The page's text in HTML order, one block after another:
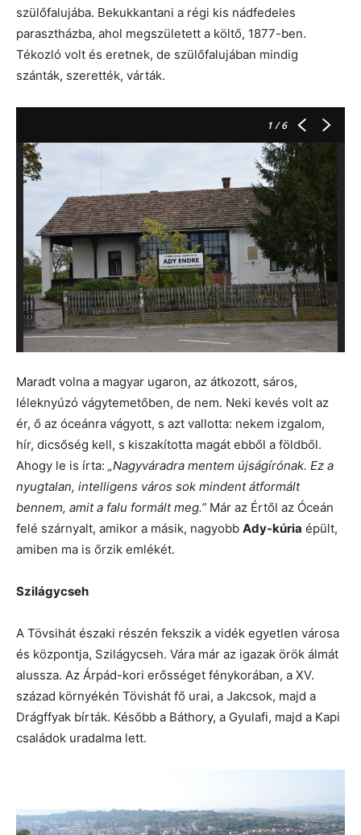
szülőfalujába. Bekukkantani a régi kis nádfedeles
parasztházba, ahol megszületett a költő, 1877-ben.
Tékozló volt és eretnek, de szülőfalujában mindig
szánták, szerették, várták.
1/ 6
Maradt volna a magyar ugaron, az átkozott, sáros,
léleknyúzó vágytemetőben, de nem. Neki kevés volt az
ér, ő az óceánra vágyott, s azt vallotta: nekem izgalom,
hír, dicsőség kell, s kiszakította magát ebből a földből.
Ahogy le is írta: „Nagyváradra mentem újságírónak. Ez a
nyugtalan, intelligens város sok mindent átformált
bennem, amit a falu formált meg.” Már az Értől az Óceán
felé szárnyalt, amikor a másik, nagyobb Ady-kúria épült,
amiben ma is őrzik emlékét.
Szilágycseh
A Tövsihát északi részén fekszik a vidék egyetlen városa
és központja, Szilágycseh. Vára már az igazak örök álmát
alussza. Az Árpád-kori erősséget fénykorában, a XV.
század környékén Tövishát fő urai, a Jakcsok, majd a
Drágffyak bírták. Később a Báthory, a Gyulafi, majd a Kapi
családok uradalma lett.